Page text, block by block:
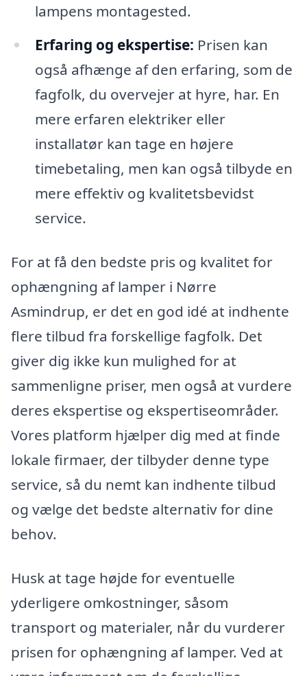
lampens montagested.
Erfaring og ekspertise: Prisen kan
også afhænge af den erfaring, som de
fagfolk, du overvejer at hyre, har. En
mere erfaren elektriker eller
installatør kan tage en højere
timebetaling, men kan også tilbyde en
mere effektiv og kvalitetsbevidst
service.
For at få den bedste pris og kvalitet for
ophængning af lamper i Nørre
Asmindrup, er det en god idé at indhente
flere tilbud fra forskellige fagfolk. Det
giver dig ikke kun mulighed for at
sammenligne priser, men også at vurdere
deres ekspertise og ekspertiseområder.
Vores platform hjælper dig med at finde
lokale firmaer, der tilbyder denne type
service, så du nemt kan indhente tilbud
og vælge det bedste alternativ for dine
behov.
Husk at tage højde for eventuelle
yderligere omkostninger, såsom
transport og materialer, når du vurderer
prisen for ophængning af lamper. Ved at